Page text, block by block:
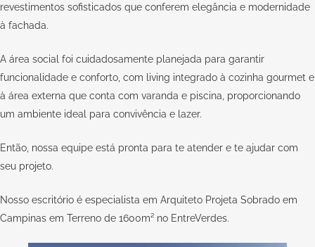
revestimentos sofisticados que conferem elegância e modernidade
à fachada.
A área social foi cuidadosamente planejada para garantir
funcionalidade e conforto, com living integrado à cozinha gourmet e
à área externa que conta com varanda e piscina, proporcionando
um ambiente ideal para convivência e lazer.
Então, nossa equipe está pronta para te atender e te ajudar com
seu projeto.
Nosso escritório é especialista em Arquiteto Projeta Sobrado em
Campinas em Terreno de 1600m² no EntreVerdes.